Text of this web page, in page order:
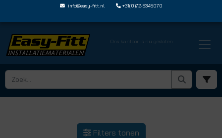
info@easy-fitt.nl +31(0)72-5345070
Ons kantoor is nu gesloten
HOME › THERMOMETERS EN MANOMETERS › MANOMETERS
Filters tonen